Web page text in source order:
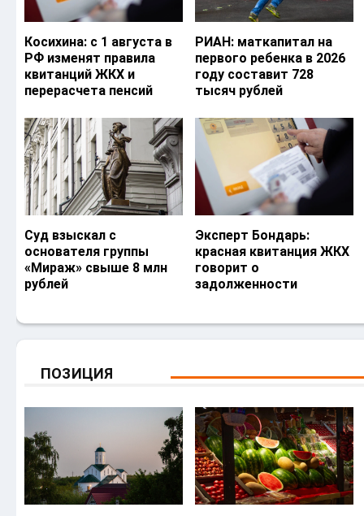
Косихина: с 1 августа в
РФ изменят правила
квитанций ЖКХ и
перерасчета пенсий
РИАН: маткапитал на
первого ребенка в 2026
году составит 728
тысяч рублей
Суд взыскал с
основателя группы
«Мираж» свыше 8 млн
рублей
Эксперт Бондарь:
красная квитанция ЖКХ
говорит о
задолженности
ПОЗИЦИЯ